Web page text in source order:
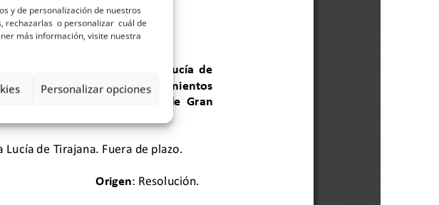
y de personalización de nuestros
rechazarlas o personalizar cuál de
más información, visite nuestra
Personalizar opciones